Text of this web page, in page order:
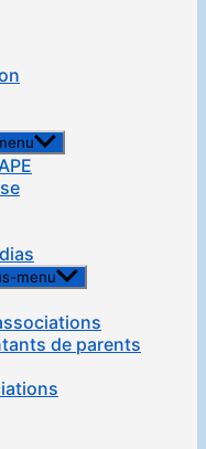
menu
de parents